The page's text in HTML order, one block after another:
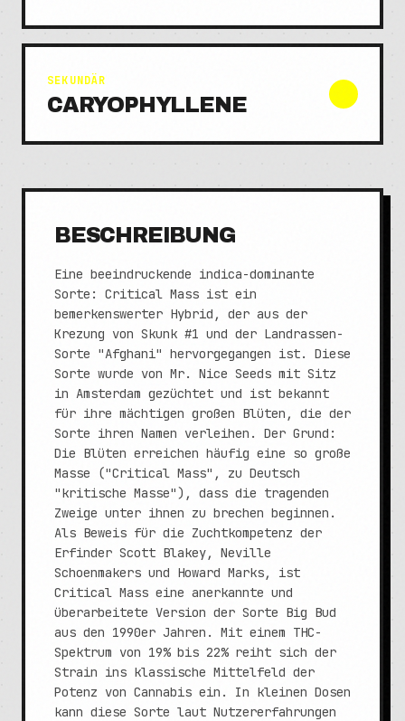
SEKUNDÄR
CARYOPHYLLENE
BESCHREIBUNG
Eine beeindruckende indica-dominante
Sorte: Critical Mass ist ein
bemerkenswerter Hybrid, der aus der
Krezung von Skunk #1 und der Landrassen-
Sorte "Afghani" hervorgegangen ist. Diese
Sorte wurde von Mr. Nice Seeds mit Sitz
in Amsterdam gezüchtet und ist bekannt
für ihre mächtigen großen Blüten, die der
Sorte ihren Namen verleihen. Der Grund:
Die Blüten erreichen häufig eine so große
Masse ("Critical Mass", zu Deutsch
"kritische Masse"), dass die tragenden
Zweige unter ihnen zu brechen beginnen.
Als Beweis für die Zuchtkompetenz der
Erfinder Scott Blakey, Neville
Schoenmakers und Howard Marks, ist
Critical Mass eine anerkannte und
überarbeitete Version der Sorte Big Bud
aus den 1990er Jahren. Mit einem THC-
Spektrum von 19% bis 22% reiht sich der
Strain ins klassische Mittelfeld der
Potenz von Cannabis ein. In kleinen Dosen
kann diese Sorte laut Nutzererfahrungen